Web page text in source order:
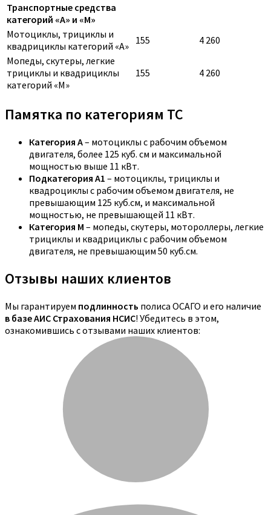
Транспортные средства
категорий «A» и «M»
Мотоциклы, трициклы и
квадрициклы категорий «A» 155
4 260
Мопеды, скутеры, легкие
трициклы и квадрициклы
категорий «M»
155 4 260
Памятка по категориям ТС
Категория A– мотоциклы с рабочим объемом
двигателя, более 125 куб. см и максимальной
мощностью выше 11 кВт.
Подкатегория A1 – мотоциклы, трициклы и
квадроциклы с рабочим объемом двигателя, не
превышающим 125 куб.см, и максимальной
мощностью, не превышающей 11 кВт.
Категория M – мопеды, скутеры, мотороллеры, легкие
трициклы и квадрициклы с рабочим объемом
двигателя, не превышающим 50 куб.см.
Отзывы наших клиентов
Мы гарантируем подлинность полиса ОСАГО и его наличие
в базе АИС Страхования НСИС! Убедитесь в этом,
ознакомившись с отзывами наших клиентов: